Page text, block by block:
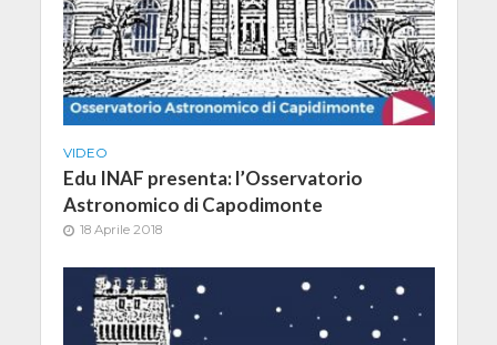
VIDEO
Edu INAF presenta: l’Osservatorio
Astronomico di Capodimonte
18 Aprile 2018